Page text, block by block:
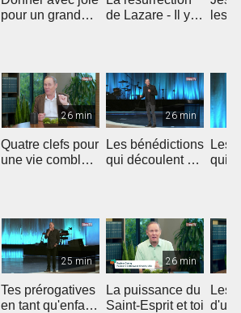
pour un grand
de Lazare - Il y a
les
26 min
Quatre clefs pour
une vie comblée
26 min
Les bénédictions
qui découlent de
Les
qui
25 min
Tes prérogatives
en tant qu'enfant
26 min
La puissance du
Saint-Esprit et toi
Les
d'un